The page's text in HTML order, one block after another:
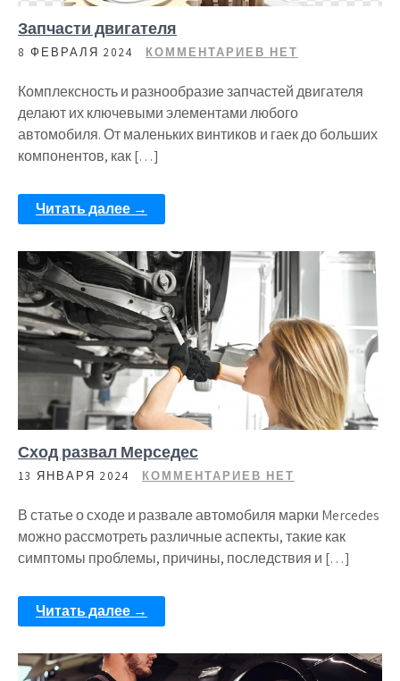
Запчасти двигателя
8 ФЕВРАЛЯ 2024 КОММЕНТАРИЕВ НЕТ
Комплексность и разнообразие запчастей двигателя
делают их ключевыми элементами любого
автомобиля. От маленьких винтиков и гаек до больших
компонентов, как […]
Читать далее →
Сход развал Мерседес
13 ЯНВАРЯ 2024 КОММЕНТАРИЕВ НЕТ
В статье о сходе и развале автомобиля марки Mercedes
можно рассмотреть различные аспекты, такие как
симптомы проблемы, причины, последствия и […]
Читать далее →